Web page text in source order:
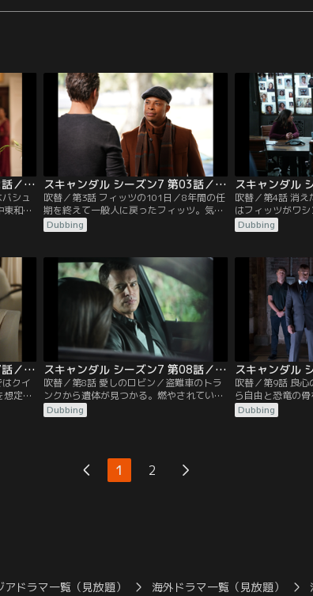
スキャンダル シーズン7 第02話／吹替
シュ
東和平
うと
むた
で有名
たオ
揺さ
。
スキャンダル シーズン7 第03話／吹替
吹替／第3話 フィッツの101日／8年間の任
期を終えて一般人に戻ったフィッツ。気ま
まなひとり暮らしにわびしさを覚えるフィ
ッツだったが、「フィッツジェラルド・グ
カスとの二人三脚が始まった。しかし、順
調だった2人の関係が徐々にきしみ始め、
寄付金集めをきっかけにマーカスの不満が
爆発する。同じころ、フィッツ邸に…。
Dubbing
吹替／第4話 消
はフィッツがワ
ことに困惑して
女が行方不明に
が、核安全サミ
アはクインの事
言ってフィッツ
ラシャド大統領
Dubbing
スキャンダル シーズン7 第07話／吹替
クイ
想定し
作業
ーを
スキャンダル シーズン7 第08話／吹替
吹替／第8話 愛しのロビン／盗難車のトラ
ンクから遺体が見つかる。燃やされていて
身元確認はできないが、トランクから採取
された血液や毛髪がクインのものと一致す
館からオリヴィアが借り出したものだと知
る。そんな中、チャーリーの提案でクイン
は土葬にはせず…。
Dubbing
吹替／第9話 良
ら自由と恐竜の
ンを拉致したロ
アがすぐに取引
Dubbing
1 2
ドラマ一覧（見放題） 海外ドラマ一覧（見放題）